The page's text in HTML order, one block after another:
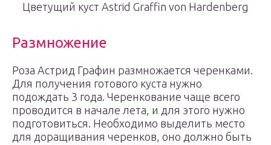
Цветущий куст Astrid Graffin von Hardenberg
Размножение
Роза Астрид Графин размножается черенками.
Для получения готового куста нужно
подождать 3 года. Черенкование чаще всего
проводится в начале лета, и для этого нужно
подготовиться. Необходимо выделить место
для доращивания черенков, оно должно быть